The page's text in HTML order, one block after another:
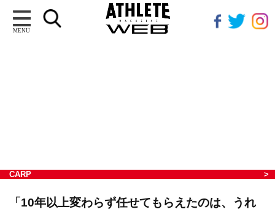
MENU
CARP
「10年以上変わらず任せてもらえたのは、うれ